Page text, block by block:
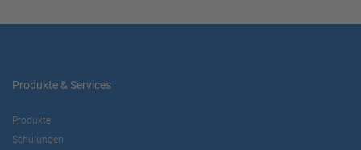
Produkte & Services
Produkte
Schulungen